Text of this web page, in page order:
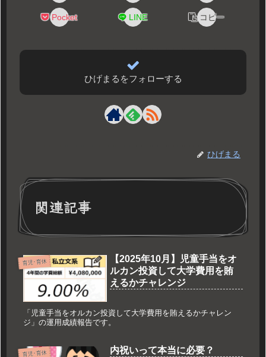
Pocket LINE コピー
ひげまるをフォローする
ひげまる
関連記事
育児･育休
【2025年10月】児童手当をオ
ルカン投資して大学費用を賄
えるかチャレンジ
「児童手当をオルカン投資して大学費用を賄えるかチャレン
ジ」の運用成績報告です。
育児･育休 内祝いって本当に必要？